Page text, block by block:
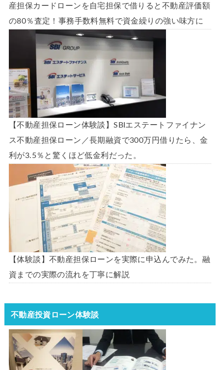
産担保カードローンを自宅担保で借りると不動産評価額
の80％査定！事務手数料無料で資金繰りの強い味方に
【不動産担保ローン体験談】SBIエステートファイナン
ス不動産担保ローン／長期融資で300万円借りたら、金
利が3.5％と驚くほど低金利だった。
【体験談】不動産担保ローンを実際に申込んでみた。融
資までの実際の流れを丁寧に解説
不動産投資ローン体験談